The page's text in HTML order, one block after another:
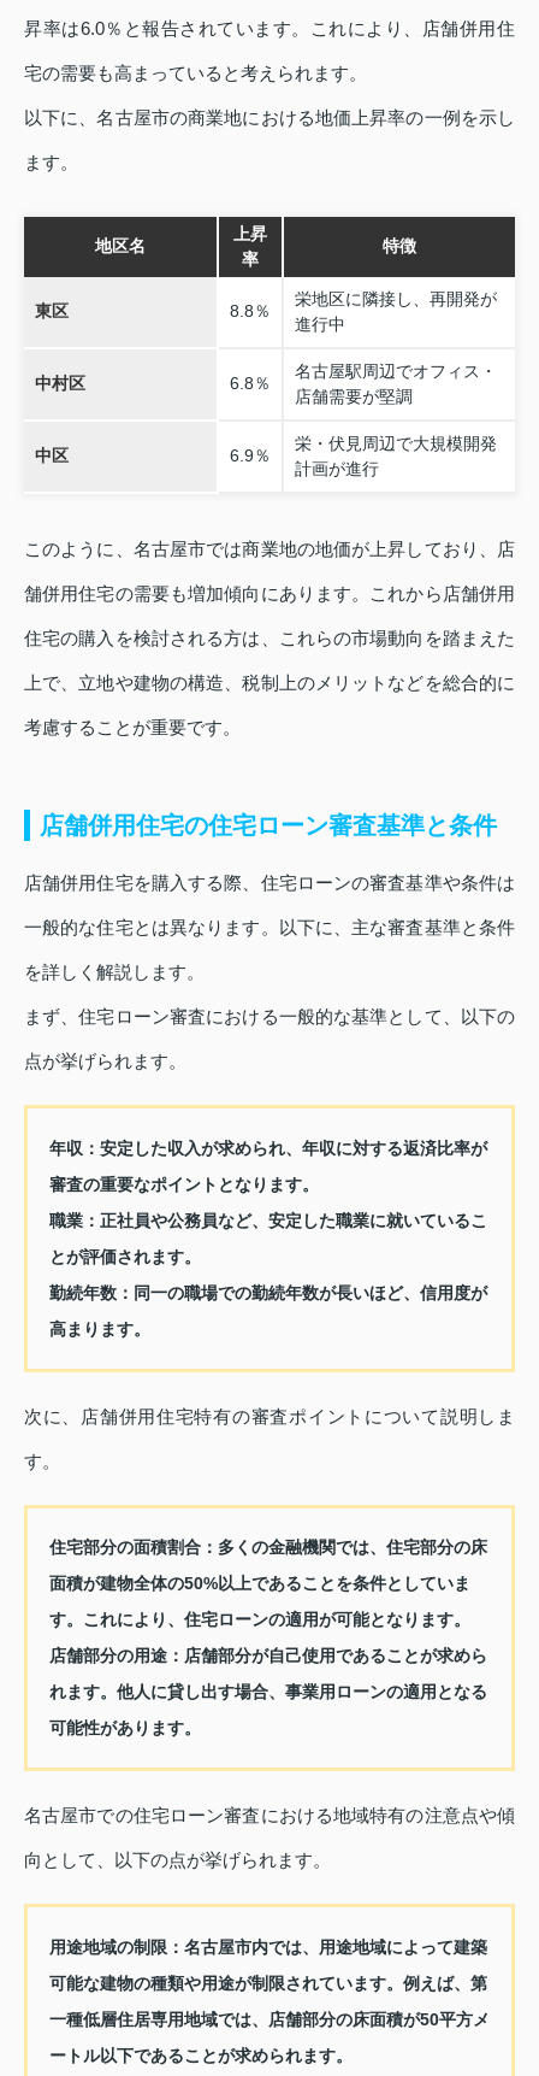
昇率は6.0％と報告されています。これにより、店舗併用住
宅の需要も高まっていると考えられます。
以下に、名古屋市の商業地における地価上昇率の一例を示し
ます。
地区名
上昇
率
特徴
東区 8.8％
栄地区に隣接し、再開発が
進行中
中村区 6.8％
名古屋駅周辺でオフィス・
店舗需要が堅調
中区 6.9％
栄・伏見周辺で大規模開発
計画が進行
このように、名古屋市では商業地の地価が上昇しており、店
舗併用住宅の需要も増加傾向にあります。これから店舗併用
住宅の購入を検討される方は、これらの市場動向を踏まえた
上で、立地や建物の構造、税制上のメリットなどを総合的に
考慮することが重要です。
店舗併用住宅の住宅ローン審査基準と条件
店舗併用住宅を購入する際、住宅ローンの審査基準や条件は
一般的な住宅とは異なります。以下に、主な審査基準と条件
を詳しく解説します。
まず、住宅ローン審査における一般的な基準として、以下の
点が挙げられます。
年収 ：安定した収入が求められ、年収に対する返済比率が
審査の重要なポイントとなります。
職業：正社員や公務員など、安定した職業に就いているこ
とが評価されます。
勤続年数：同一の職場での勤続年数が長いほど、信用度が
高まります。
次に、店舗併用住宅特有の審査ポイントについて説明しま
す。
住宅部分の面積割合：多くの金融機関では、住宅部分の床
面積が建物全体の50%以上であることを条件としていま
す。これにより、住宅ローンの適用が可能となります。
店舗部分の用途：店舗部分が自己使用であることが求めら
れます。他人に貸し出す場合、事業用ローンの適用となる
可能性があります。
名古屋市での住宅ローン審査における地域特有の注意点や傾
向として、以下の点が挙げられます。
用途地域の制限 ：名古屋市内では、用途地域によって建築
可能な建物の種類や用途が制限されています。例えば、第
一種低層住居専用地域では、店舗部分の床面積が50平方メ
ートル以下であることが求められます。